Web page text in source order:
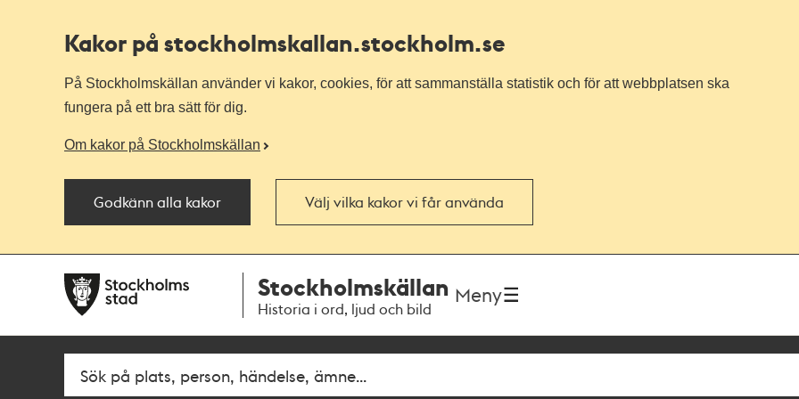
Kakor på stockholmskallan.stockholm.se
På Stockholmskällan använder vi kakor, cookies, för att sammanställa statistik och för att webbplatsen ska
fungera på ett bra sätt för dig.
Om kakor på Stockholmskällan
Godkänn alla kakor Välj vilka kakor vi får använda
navigationen
huvudinnehållet
Stockholmskällan
Historia i ord, ljud och bild
Meny
SökFritextsök